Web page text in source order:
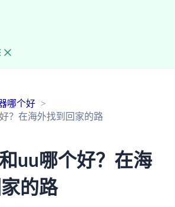
哪个好
？在海外找到回家的路
uu哪个好？在海
的路